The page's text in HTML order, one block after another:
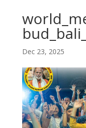
Dec 23, 2025